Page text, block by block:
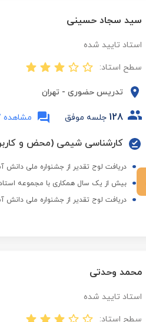
سید سجاد حسینی
استاد تایید شده
سطح استاد:
تدریس حضوری - تهران
128 جلسه موفق مشاهده 7 دیدگاه
کارشناسی شیمی (محض و
دریافت لوح تقدیر از جشنواره ملی دانش
بیش از یک سال همکاری با مجموعه
دریافت لوح تقدیر از جشنواره ملی دانش
محمد وحدتی
استاد تایید شده
سطح استاد: